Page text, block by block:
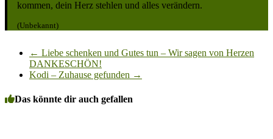
kommen, dein Herz stehlen und alles verändern.
(Unbekannt)
← Liebe schenken und Gutes tun – Wir sagen von Herzen
DANKESCHÖN!
Kodi – Zuhause gefunden →
Das könnte dir auch gefallen